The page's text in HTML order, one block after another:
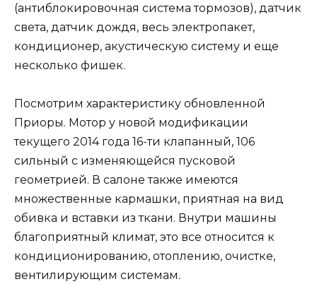
(антиблокировочная система тормозов), датчик
света, датчик дождя, весь электропакет,
кондиционер, акустическую систему и еще
несколько фишек.
Посмотрим характеристику обновленной
Приоры. Мотор у новой модификации
текущего 2014 года 16-ти клапанный, 106
сильный с изменяющейся пусковой
геометрией. В салоне также имеются
множественные кармашки, приятная на вид
обивка и вставки из ткани. Внутри машины
благоприятный климат, это все относится к
кондиционированию, отоплению, очистке,
вентилирующим системам.